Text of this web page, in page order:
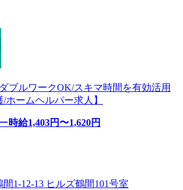
ブルワークOK/スキマ時間を有効活用
/ホームヘルパー求人】
時給1,403円〜1,620円
1-12-13 ヒルズ鶴間101号室